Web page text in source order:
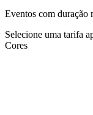
Eventos com duração
Selecione uma tarifa
Cores